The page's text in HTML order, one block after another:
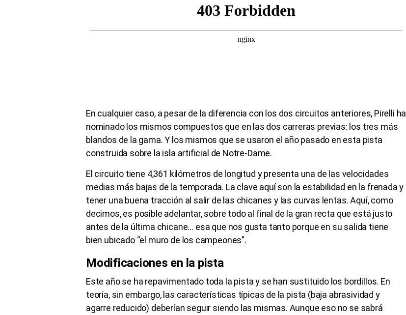
En cualquier caso, a pesar de la diferencia con los dos circuitos anteriores, Pirelli ha
nominado los mismos compuestos que en las dos carreras previas: los tres más
blandos de la gama. Y los mismos que se usaron el año pasado en esta pista
construida sobre la isla artificial de Notre-Dame.
El circuito tiene 4,361 kilómetros de longitud y presenta una de las velocidades
medias más bajas de la temporada. La clave aquí son la estabilidad en la frenada y
tener una buena tracción al salir de las chicanes y las curvas lentas. Aquí, como
decimos, es posible adelantar, sobre todo al final de la gran recta que está justo
antes de la última chicane… esa que nos gusta tanto porque en su salida tiene
bien ubicado “el muro de los campeones”.
Modificaciones en la pista
Este año se ha repavimentado toda la pista y se han sustituido los bordillos. En
teoría, sin embargo, las características típicas de la pista (baja abrasividad y
agarre reducido) deberían seguir siendo las mismas. Aunque eso no se sabrá